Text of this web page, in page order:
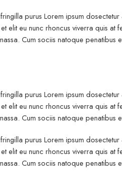
purus Lorem ipsum
elit eu nunc rhoncus viverra quis at
Cum sociis natoque penatibus
purus Lorem ipsum
elit eu nunc rhoncus viverra quis at
Cum sociis natoque penatibus
purus Lorem ipsum
elit eu nunc rhoncus viverra quis at
Cum sociis natoque penatibus